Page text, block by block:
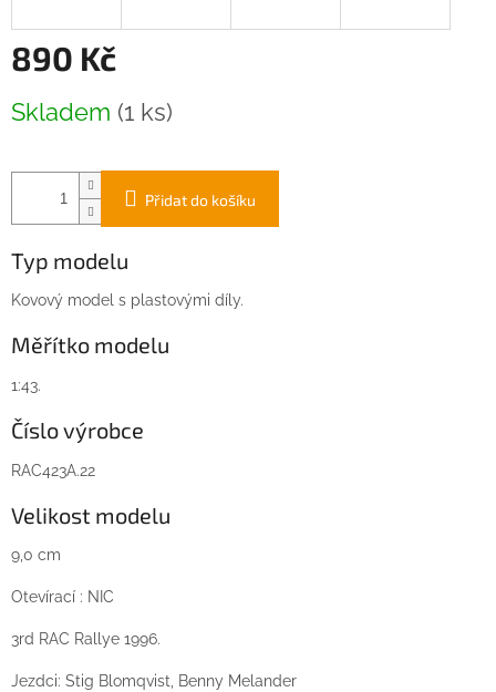
890 Kč
cena:
Skladem (1 ks)
Přidat do košíku
Typ modelu
Kovový model s plastovými díly.
Měřítko modelu
1:43.
Číslo výrobce
RAC423A.22
Velikost modelu
9,0 cm
Otevírací : NIC
3rd RAC Rallye 1996.
Jezdci: Stig Blomqvist, Benny Melander